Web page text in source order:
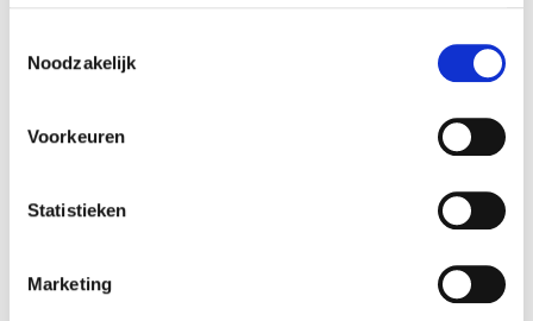
Noodzakelijk
Voorkeuren
Statistieken
Marketing